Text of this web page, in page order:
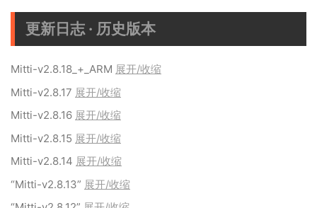
更新日志 · 历史版本
Mitti-v2.8.18_+_ARM 展开/收缩
Mitti-v2.8.17 展开/收缩
Mitti-v2.8.16 展开/收缩
Mitti-v2.8.15 展开/收缩
Mitti-v2.8.14 展开/收缩
“Mitti-v2.8.13” 展开/收缩